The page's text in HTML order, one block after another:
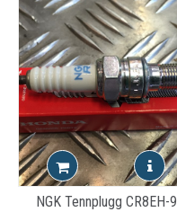
NGK Tennplugg CR8EH-9